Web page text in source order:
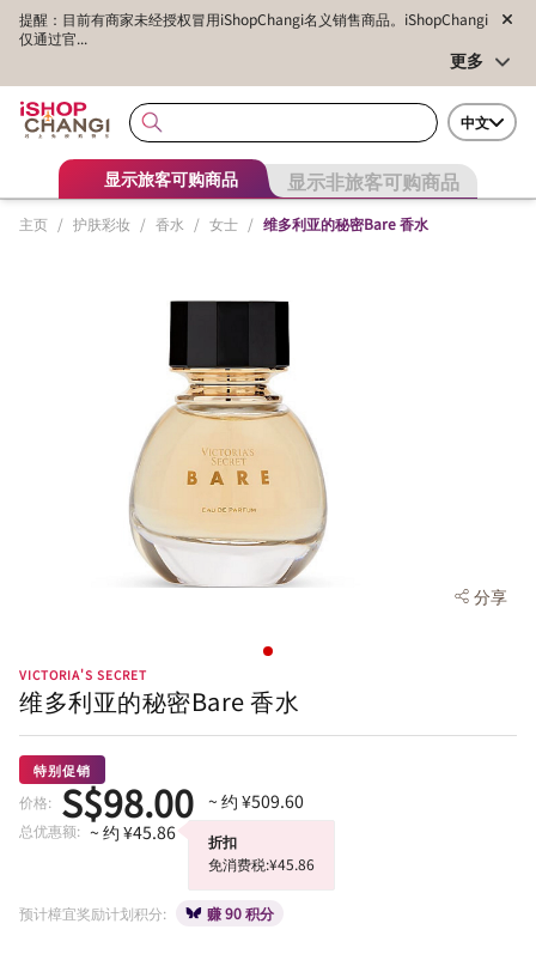
提醒：目前有商家未经授权冒用iShopChangi名义销售商品。iShopChangi
仅通过官...
更多
中文
显示旅客可购商品 显示非旅客可购商品
主页 / 护肤彩妆 / 香水 / 女士 / 维多利亚的秘密Bare 香水
分享
VICTORIA'S SECRET
维多利亚的秘密Bare 香水
特别促销
价格: S$98.00 ~ 约 ¥509.60
总优惠额: ~ 约 ¥45.86
折扣
免消费税:¥45.86
预计樟宜奖励计划积分: 赚 90 积分